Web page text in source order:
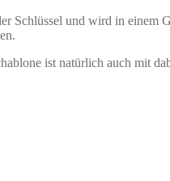
Schlüssel und wird in einem
ist natürlich auch mit